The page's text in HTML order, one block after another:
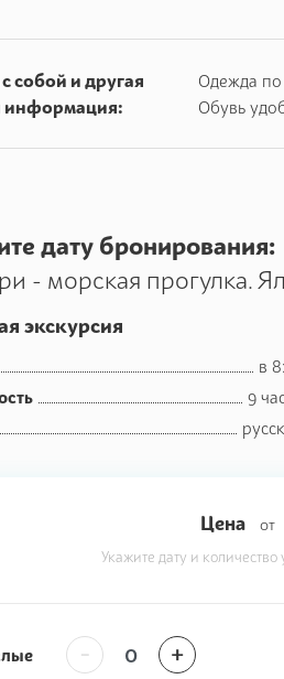
гнездо и морская прогулка в Ялту.
Вам откроются виды на 7
по Набережной.
собой и другая
информация:
Одежда по
Обувь
дату бронирования:
- морская прогулка.
экскурсия
в
9
Цена от
Укажите дату и
- +